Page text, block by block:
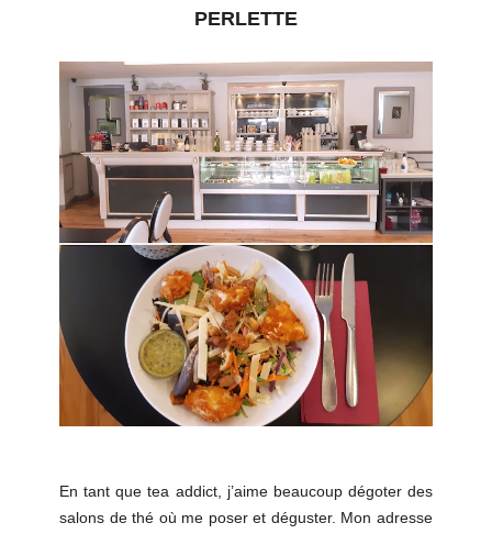
PERLETTE
En tant que tea addict, j’aime beaucoup dégoter des
salons de thé où me poser et déguster. Mon adresse